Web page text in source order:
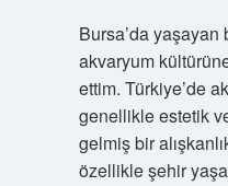
Bursa’da yaşayan
akvaryum
ettim. Türkiye’de
genellikle estetik
gelmiş bir
özellikle şehir